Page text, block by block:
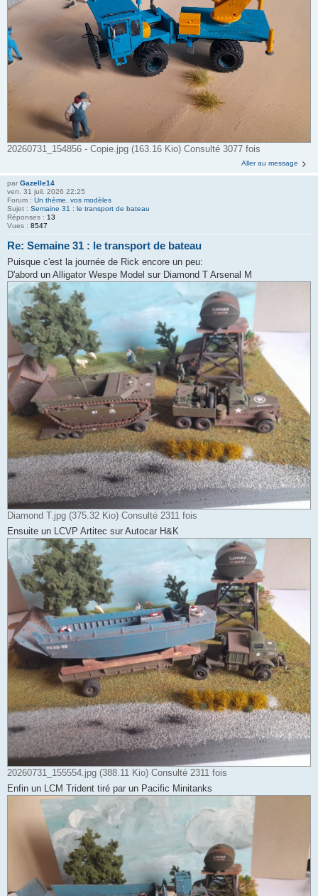
20260731_154856 - Copie.jpg (163.16 Kio) Consulté 3077 fois
Aller au message
par Gazelle14
ven. 31 juil. 2026 22:25
Forum : Un thème, vos modèles
Sujet : Semaine 31 : le transport de bateau
Réponses : 13
Vues : 8547
Re: Semaine 31 : le transport de bateau
Puisque c'est la journée de Rick encore un peu:
D'abord un Alligator Wespe Model sur Diamond T Arsenal M
Diamond T.jpg (375.32 Kio) Consulté 2311 fois
Ensuite un LCVP Artitec sur Autocar H&K
20260731_155554.jpg (388.11 Kio) Consulté 2311 fois
Enfin un LCM Trident tiré par un Pacific Minitanks